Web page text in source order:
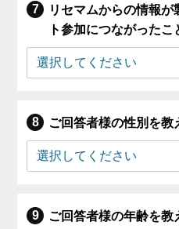
リセマムからの情報
ト参加につながったこ
ご回答者様の性別を教
ご回答者様の年齢を教